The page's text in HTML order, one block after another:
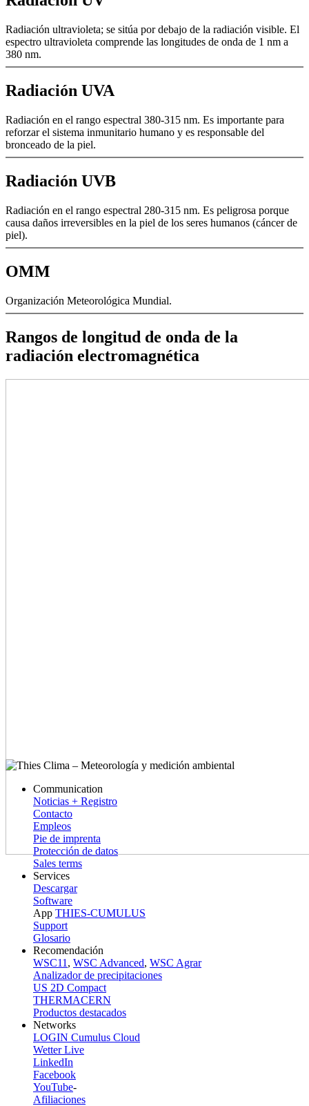
Radiación ultravioleta; se sitúa por debajo de la radiación visible. El
espectro ultravioleta comprende las longitudes de onda de 1 nm a
380 nm.
Radiación UVA
Radiación en el rango espectral 380-315 nm. Es importante para
reforzar el sistema inmunitario humano y es responsable del
bronceado de la piel.
Radiación UVB
Radiación en el rango espectral 280-315 nm. Es peligrosa porque
causa daños irreversibles en la piel de los seres humanos (cáncer de
piel).
OMM
Organización Meteorológica Mundial.
Rangos de longitud de onda de la
radiación electromagnética
Communication
Noticias + Registro
Contacto
Empleos
Pie de imprenta
Protección de datos
Sales terms
Services
Descargar
Software
App THIES-CUMULUS
Support
Glosario
Recomendación
WSC11 , WSC Advanced, WSC Agrar
Analizador de precipitaciones
US 2D Compact
THERMACERN
Productos destacados
Networks
LOGIN Cumulus Cloud
Wetter Live
LinkedIn
Facebook
YouTube-
Afiliaciones